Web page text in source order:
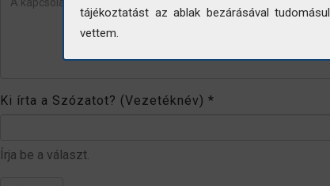
Ki írta a Szózatot? (Vezetéknév)*
Írja be a választ.
tájékoztatást az ablak bezárásával tudomásul
vettem.